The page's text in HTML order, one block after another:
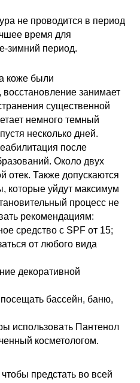
не проводится в период
время для
зимний период.
коже были
занимает
существенной
немного темный
несколько дней.
после
Около двух
отек. Также допускаются
которые уйдут максимум
процесс не
рекомендациям:
средство с SPF от 15;
от любого вида
декоративной
бассейн, баню,
использовать Пантенол
косметологом.
предстать во всей